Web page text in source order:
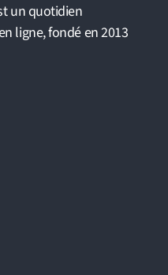
un quotidien
ligne, fondé en 2013